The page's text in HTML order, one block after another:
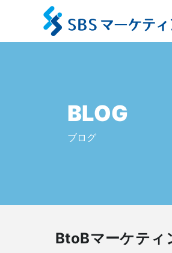
BLOG
ブログ
BtoBマーケティ